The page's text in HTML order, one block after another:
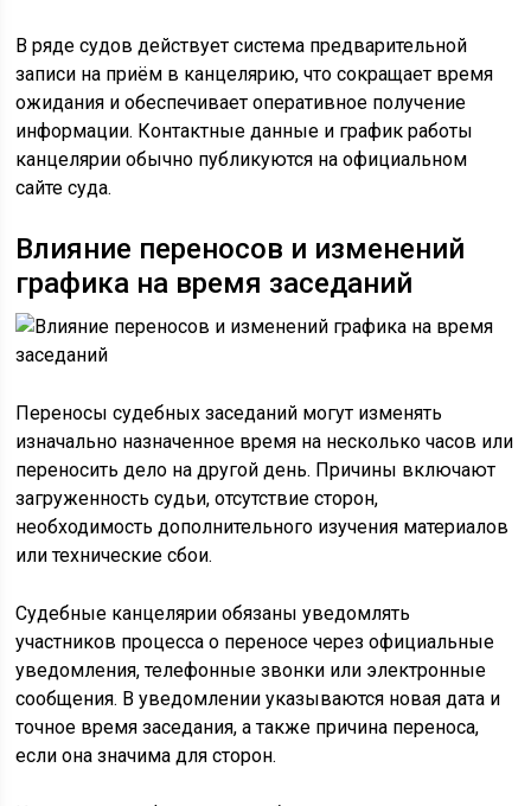
В ряде судов действует система предварительной
записи на приём в канцелярию, что сокращает время
ожидания и обеспечивает оперативное получение
информации. Контактные данные и график работы
канцелярии обычно публикуются на официальном
сайте суда.
Влияние переносов и изменений
графика на время заседаний
Переносы судебных заседаний могут изменять
изначально назначенное время на несколько часов или
переносить дело на другой день. Причины включают
загруженность судьи, отсутствие сторон,
необходимость дополнительного изучения материалов
или технические сбои.
Судебные канцелярии обязаны уведомлять
участников процесса о переносе через официальные
уведомления, телефонные звонки или электронные
сообщения. В уведомлении указываются новая дата и
точное время заседания, а также причина переноса,
если она значима для сторон.